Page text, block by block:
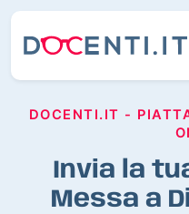
DOCENTI.IT -
Invia la
Messa a